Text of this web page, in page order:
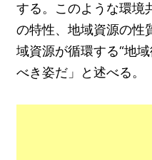
する。このような環境
の特性、地域資源の性
域資源が循環する“地
べき姿だ」と述べる。